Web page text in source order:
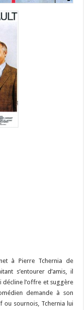
à Pierre Tchernia de
s’entourer d’amis, il
décline l’offre et suggère
demande à son
ou sournois, Tchernia lui